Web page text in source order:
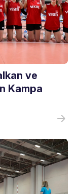
ve
Kampa